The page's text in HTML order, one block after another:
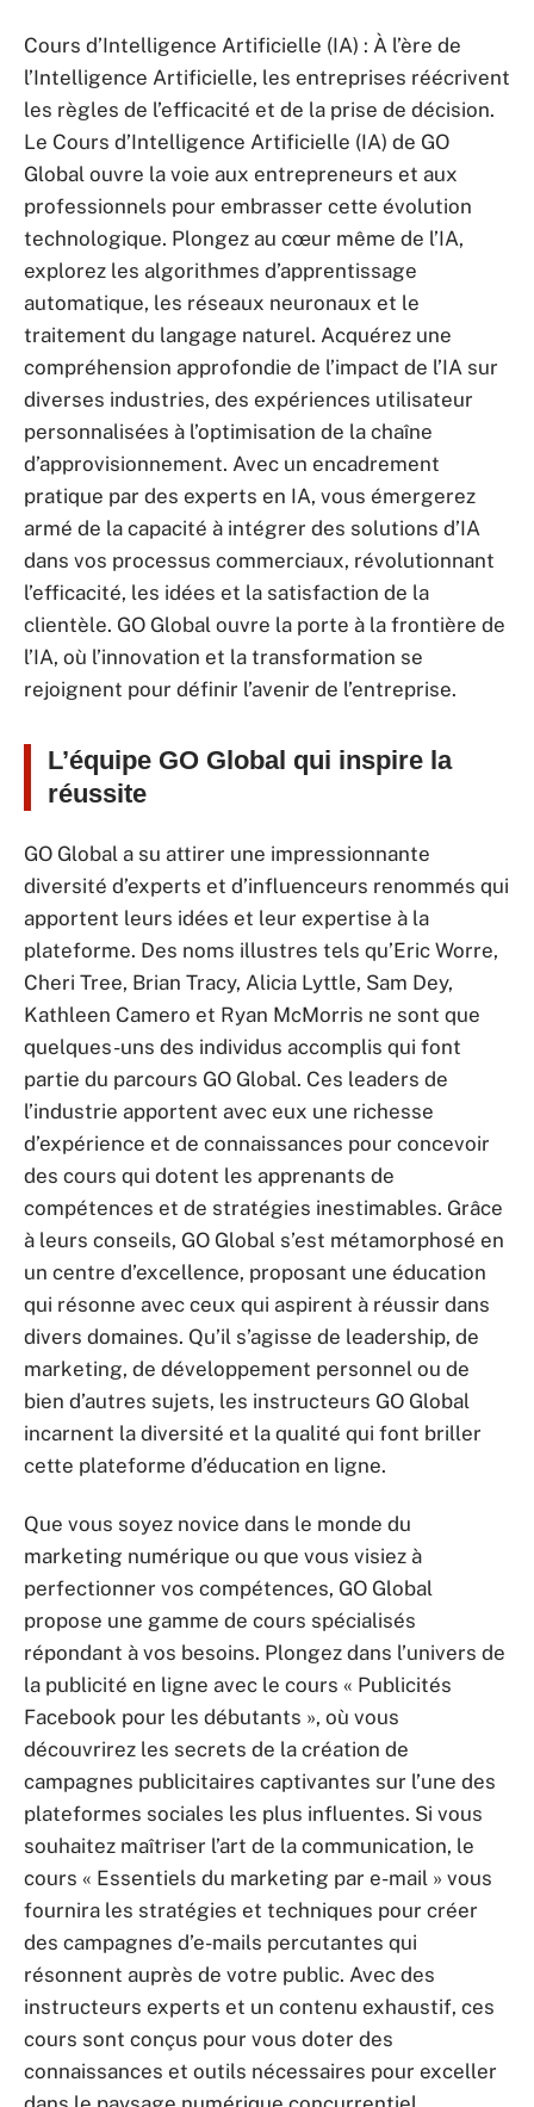
Cours d’Intelligence Artificielle (IA) : À l’ère de
l’Intelligence Artificielle, les entreprises réécrivent
les règles de l’efficacité et de la prise de décision.
Le Cours d’Intelligence Artificielle (IA) de GO
Global ouvre la voie aux entrepreneurs et aux
professionnels pour embrasser cette évolution
technologique. Plongez au cœur même de l’IA,
explorez les algorithmes d’apprentissage
automatique, les réseaux neuronaux et le
traitement du langage naturel. Acquérez une
compréhension approfondie de l’impact de l’IA sur
diverses industries, des expériences utilisateur
personnalisées à l’optimisation de la chaîne
d’approvisionnement. Avec un encadrement
pratique par des experts en IA, vous émergerez
armé de la capacité à intégrer des solutions d’IA
dans vos processus commerciaux, révolutionnant
l’efficacité, les idées et la satisfaction de la
clientèle. GO Global ouvre la porte à la frontière de
l’IA, où l’innovation et la transformation se
rejoignent pour définir l’avenir de l’entreprise.
L’équipe GO Global qui inspire la
réussite
GO Global a su attirer une impressionnante
diversité d’experts et d’influenceurs renommés qui
apportent leurs idées et leur expertise à la
plateforme. Des noms illustres tels qu’Eric Worre,
Cheri Tree, Brian Tracy, Alicia Lyttle, Sam Dey,
Kathleen Camero et Ryan McMorris ne sont que
quelques-uns des individus accomplis qui font
partie du parcours GO Global. Ces leaders de
l’industrie apportent avec eux une richesse
d’expérience et de connaissances pour concevoir
des cours qui dotent les apprenants de
compétences et de stratégies inestimables. Grâce
à leurs conseils, GO Global s’est métamorphosé en
un centre d’excellence, proposant une éducation
qui résonne avec ceux qui aspirent à réussir dans
divers domaines. Qu’il s’agisse de leadership, de
marketing, de développement personnel ou de
bien d’autres sujets, les instructeurs GO Global
incarnent la diversité et la qualité qui font briller
cette plateforme d’éducation en ligne.
Que vous soyez novice dans le monde du
marketing numérique ou que vous visiez à
perfectionner vos compétences, GO Global
propose une gamme de cours spécialisés
répondant à vos besoins. Plongez dans l’univers de
la publicité en ligne avec le cours « Publicités
Facebook pour les débutants », où vous
découvrirez les secrets de la création de
campagnes publicitaires captivantes sur l’une des
plateformes sociales les plus influentes. Si vous
souhaitez maîtriser l’art de la communication, le
cours « Essentiels du marketing par e-mail » vous
fournira les stratégies et techniques pour créer
des campagnes d’e-mails percutantes qui
résonnent auprès de votre public. Avec des
instructeurs experts et un contenu exhaustif, ces
cours sont conçus pour vous doter des
connaissances et outils nécessaires pour exceller